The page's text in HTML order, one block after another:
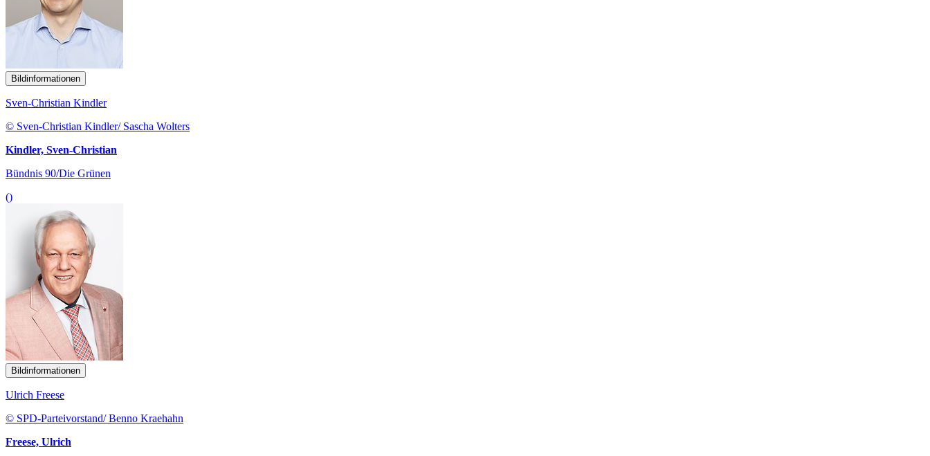
Bildinformationen
Sven-Christian Kindler
© Sven-Christian Kindler/ Sascha Wolters
Kindler, Sven-Christian
Bündnis 90/Die Grünen
()
Bildinformationen
Ulrich Freese
© SPD-Parteivorstand/ Benno Kraehahn
Freese, Ulrich